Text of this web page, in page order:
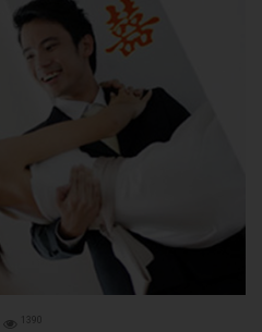
1390